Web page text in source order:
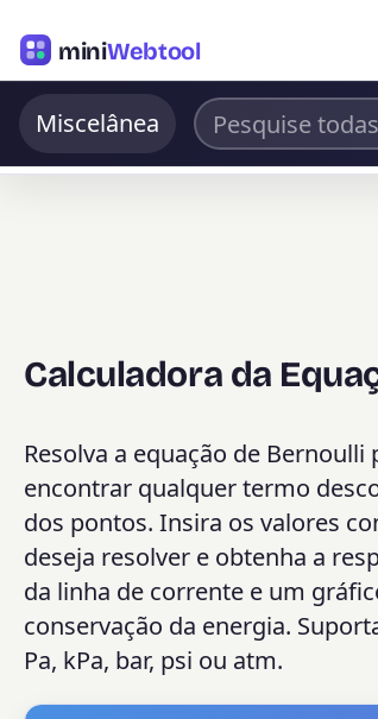
miniWebtool
Miscelânea
Calculadora da
Resolva a equação de
encontrar qualquer termo
dos pontos. Insira os valores
deseja resolver e obtenha a
da linha de corrente e um
conservação da energia.
Pa, kPa, bar, psi ou atm.